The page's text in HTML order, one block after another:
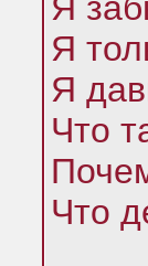
Я
Я
Что
Что